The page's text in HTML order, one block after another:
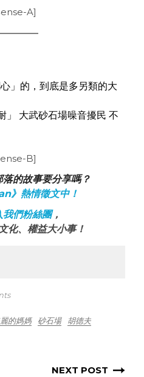
A]
」的，到底是多另類的大
」 大武砂石場噪音擾民 不
B]
的故事要分享嗎？
》熱情徵文中！
我們粉絲團，
化、權益大小事！
的媽媽 砂石場 胡德夫
NEXT POST